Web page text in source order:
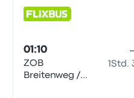
01:10
ZOB
Breitenweg /
1Std.